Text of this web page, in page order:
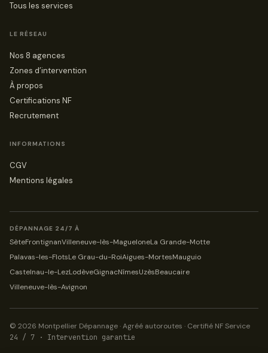
Tous les services
LE RÉSEAU
Nos 8 agences
Zones d’intervention
À propos
Certifications NF
Recrutement
INFORMATIONS
CGV
Mentions légales
DÉPANNAGE 24/7 À
SèteFrontignanVilleneuve-lès-MagueloneLa Grande-Motte
Palavas-les-FlotsLe Grau-du-RoiAigues-MortesMauguio
Castelnau-le-LezLodèveGignacNîmesUzèsBeaucaire
Villeneuve-lès-Avignon
© 2026 Montpellier Dépannage · Agréé autoroutes · Certifié NF Service
24 / 7 · Intervention garantie